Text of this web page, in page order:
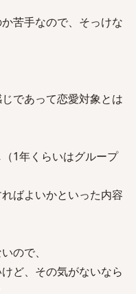
苦手なので、そっけな
であって恋愛対象とは
1年くらいはグループ
ばよいかといった内容
ので、
ど、その気がないなら